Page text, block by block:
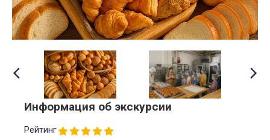
Информация об экскурсии
Рейтинг